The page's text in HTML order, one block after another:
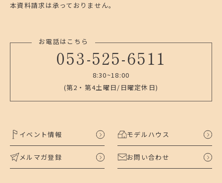
本資料請求は承っておりません。
お電話はこちら
053-525-6511
8:30~18:00
(第2・第4土曜日/日曜定休日)
イベント情報 モデルハウス
メルマガ登録 お問い合わせ